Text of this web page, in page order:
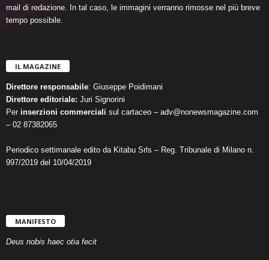
mail di redazione. In tal caso, le immagini verranno rimosse nel più breve
tempo possibile.
IL MAGAZINE
Direttore responsabile: Giuseppe Poidimani
Direttore editoriale: Juri Signorini
Per inserzioni commerciali sul cartaceo – adv@nonewsmagazine.com
– 02 87382065
Periodico settimanale edito da Kitabu Srls – Reg. Tribunale di Milano n.
997/2019 del 10/04/2019
MANIFESTO
Deus nobis haec otia fecit